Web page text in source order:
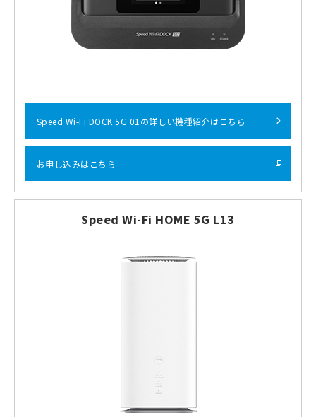
Speed Wi-Fi DOCK 5G 01の詳しい機種紹介はこちら
お申し込みはこちら
Speed Wi-Fi HOME 5G L13